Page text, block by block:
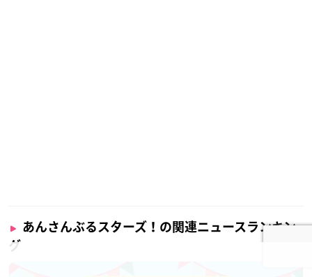
あんさんぶるスターズ！の関連ニュースランキン
グ